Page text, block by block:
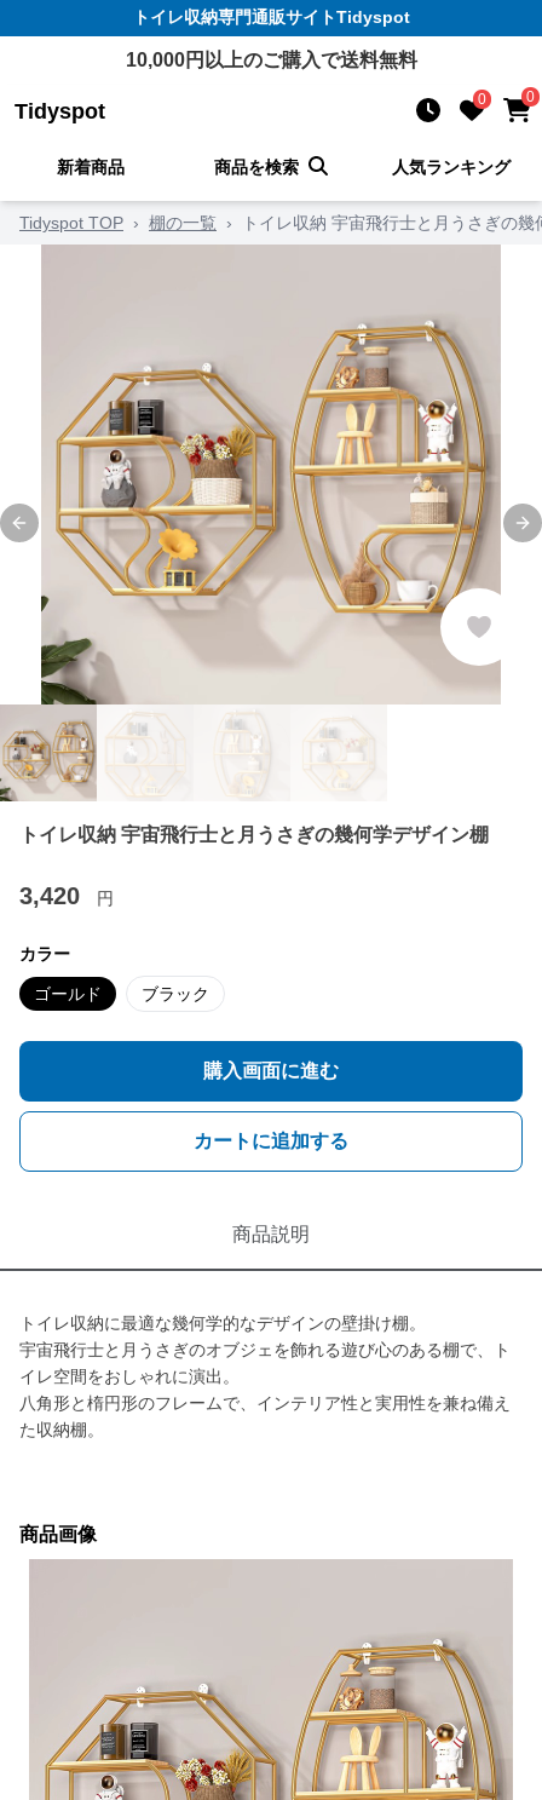
トイレ収納専門通販サイトTidyspot
10,000円以上のご購入で送料無料
Tidyspot 0 0
新着商品 商品を検索 人気ランキング
Tidyspot TOP › 棚の一覧 › トイレ収納 宇宙飛行士と月うさぎの
Previous slide
トイレ収納 宇宙飛行士と月うさぎの幾何学デザイン棚
3,420 円
カラー
ゴールド ブラック
購入画面に進む
カートに追加する
商品説明
トイレ収納に最適な幾何学的なデザインの壁掛け棚。
宇宙飛行士と月うさぎのオブジェを飾れる遊び心のある棚で、ト
イレ空間をおしゃれに演出。
八角形と楕円形のフレームで、インテリア性と実用性を兼ね備え
た収納棚。
商品画像